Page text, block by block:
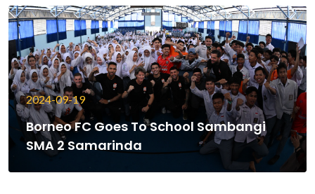
2024-09-19
Borneo FC Goes To School Sambangi
SMA 2 Samarinda